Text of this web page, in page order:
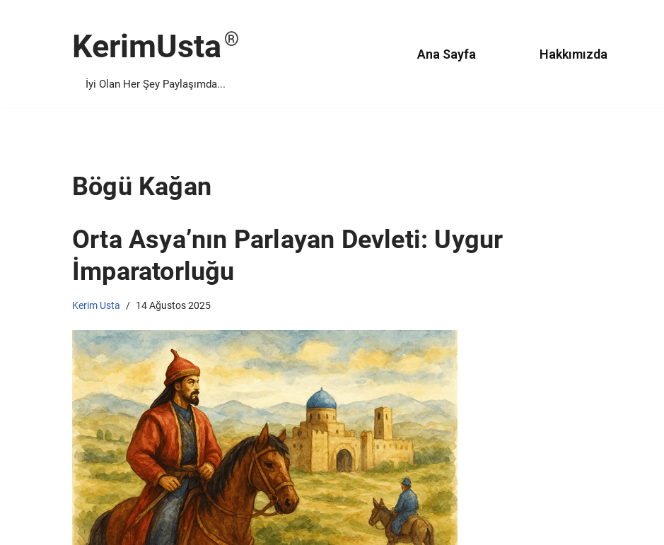
KerimUsta
İyi Olan Her Şey Paylaşımda...
Ana Sayfa Hakkımızda
Bögü Kağan
Orta Asya’nın Parlayan Devleti: Uygur
İmparatorluğu
Kerim Usta 14 Ağustos 2025